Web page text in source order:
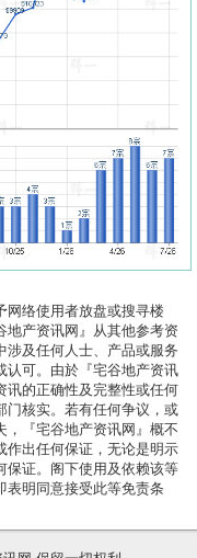
网络使用者放盘或搜寻楼
地产资讯网』从其他参考资
涉及任何人士、产品或服务
认可。由於『宅谷地产资讯
讯的正确性及完整性或任何
门核实。若有任何争议，或
，『宅谷地产资讯网』概不
作出任何保证，无论是明示
保证。阁下使用及依赖该等
表明同意接受此等免责条